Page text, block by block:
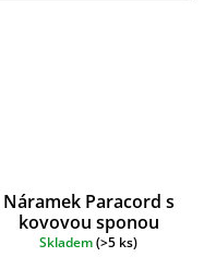
Náramek Paracord s
kovovou sponou
woodland
Skladem(>5 ks)